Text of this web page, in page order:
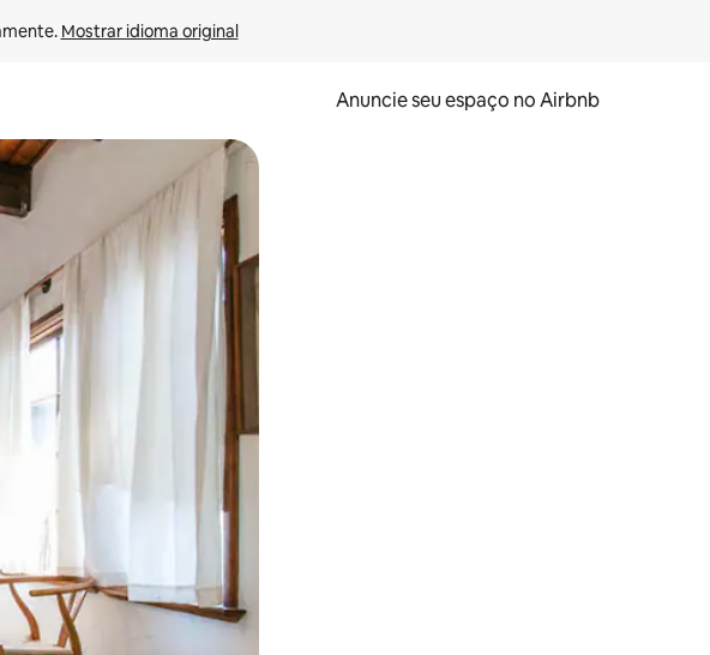
Mostrar idioma original
Anuncie seu espaço no Airbnb
ou tocando e deslizando o dedo na tela.